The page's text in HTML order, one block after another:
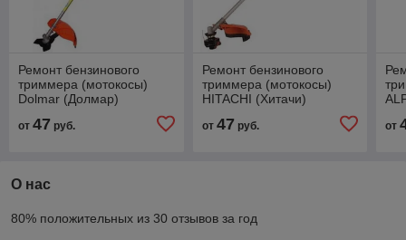
Ремонт бензинового
триммера (мотокосы)
Dolmar (Долмар)
от 47 руб.
Ремонт бензинового
триммера (мотокосы)
HITACHI (Хитачи)
от 47 руб. от
О нас
80% положительных из 30 отзывов за год